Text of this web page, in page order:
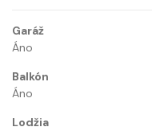
Garáž
Áno
Balkón
Áno
Lodžia